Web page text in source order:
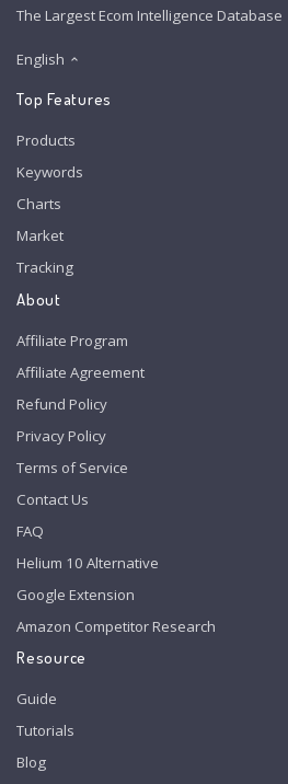
The Largest Ecom Intelligence Database
English
Top Features
Products
Keywords
Charts
Market
Tracking
About
Affiliate Program
Affiliate Agreement
Refund Policy
Privacy Policy
Terms of Service
Contact Us
FAQ
Helium 10 Alternative
Google Extension
Amazon Competitor Research
Resource
Guide
Tutorials
Blog